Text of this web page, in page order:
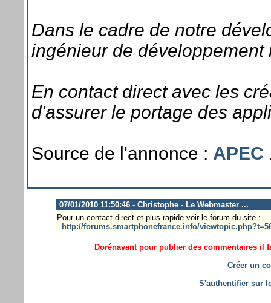
Dans le cadre de notre
ingénieur de développement
En contact direct avec les
d'assurer le portage des
Source de l'annonce : APEC
07/01/2010 11:50:46 - Christophe - Le Webmaster ...
Pour un contact direct et plus rapide voir le forum du site :
- http://forums.smartphonefrance.info/
Dorénavant pour publier des commentaires il
Créer un
S'authentifier sur